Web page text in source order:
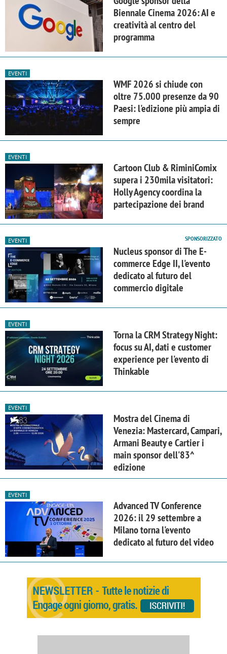
Biennale Cinema 2026: AI e
creatività al centro del
programma
EVENTI
WMF 2026 si chiude con
oltre 75.000 presenze da 90
Paesi: l'edizione più ampia di
sempre
EVENTI
Cartoon Club & RiminiComix
supera i 230mila visitatori:
Holly Agency coordina la
partecipazione dei brand
EVENTI SPONSORIZZATO
Nucleus sponsor di The E-
commerce Edge II, l'evento
dedicato al futuro del
commercio digitale
EVENTI
Torna la CRM Strategy Night:
focus su AI, dati e customer
experience per l'evento di
Thinkable
EVENTI
Mostra del Cinema di
Venezia: Mastercard, Campari,
Armani Beauty e Cartier i
main sponsor dell'83^
edizione
EVENTI
Advanced TV Conference
2026: il 29 settembre a
Milano torna l'evento
dedicato al futuro del video